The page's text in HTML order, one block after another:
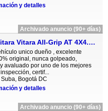
y detalles
Archivado anuncio (90+ días)
Suzuki Vitara Vitara All-Grip AT 4X4.Aut.Full Equipo
unico dueño , excelente
original, nunca golpeado,
avaluado por uno de los mejores
certif...
Bogotá DC
y detalles
Archivado anuncio (90+ días)